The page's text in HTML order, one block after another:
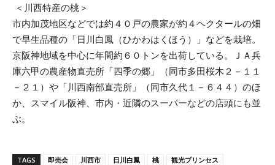
＜川西特産の桃＞
市内加茂地区などでは約４０戸の農家が約４ヘクタールの畑
で早生品種の「日川白鳳（ひかわはくほう）」などを栽培。
京阪神地域を中心に年間約６０トンを出荷している。ＪＡ兵
庫六甲の農産物直売所「四季の郷」（同市多田桜木２－１１
－２１）や「川西南部直売所」（同市久代１－６４４）のほ
か、スマイル阪神、市内・近隣のスーパーなどの店頭にも並
ぶ。
TAGS 即売会 川西市 日川白鳳 桃
観光プリンセス